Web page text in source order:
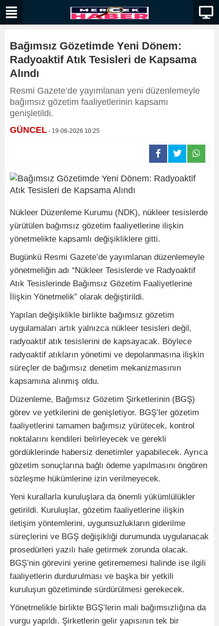
Bağımsız Gözetimde Yeni Dönem:
Radyoaktif Atık Tesisleri de Kapsama
Alındı
Resmi Gazete’de yayımlanan yeni düzenlemeyle
bağımsız gözetim faaliyetlerinin kapsamı
genişletildi.
GÜNCEL - 19-06-2026 10:25
Nükleer Düzenleme Kurumu (NDK), nükleer tesislerde
yürütülen bağımsız gözetim faaliyetlerine ilişkin
yönetmelikte kapsamlı değişikliklere gitti.
Bugünkü Resmi Gazete’de yayımlanan düzenlemeyle
yönetmeliğin adı “Nükleer Tesislerde ve Radyoaktif
Atık Tesislerinde Bağımsız Gözetim Faaliyetlerine
İlişkin Yönetmelik” olarak değiştirildi.
Yapılan değişiklikle birlikte bağımsız gözetim
uygulamaları artık yalnızca nükleer tesisleri değil,
radyoaktif atık tesislerini de kapsayacak. Böylece
radyoaktif atıkların yönetimi ve depolanmasına ilişkin
süreçler de bağımsız denetim mekanizmasının
kapsamına alınmış oldu.
Düzenleme, Bağımsız Gözetim Şirketlerinin (BGŞ)
görev ve yetkilerini de genişletiyor. BGŞ’ler gözetim
faaliyetlerini tamamen bağımsız yürütecek, kontrol
noktalarını kendileri belirleyecek ve gerekli
gördüklerinde habersiz denetimler yapabilecek. Ayrıca
gözetim sonuçlarına bağlı ödeme yapılmasını öngören
sözleşme hükümlerine izin verilmeyecek.
Yeni kurallarla kuruluşlara da önemli yükümlülükler
getirildi. Kuruluşlar, gözetim faaliyetlerine ilişkin
iletişim yöntemlerini, uygunsuzlukların giderilme
süreçlerini ve BGŞ değişikliği durumunda uygulanacak
prosedürleri yazılı hale getirmek zorunda olacak.
BGŞ’nin görevini yerine getirememesi halinde ise ilgili
faaliyetlerin durdurulması ve başka bir yetkili
kuruluşun gözetiminde sürdürülmesi gerekecek.
Yönetmelikle birlikte BGŞ’lerin mali bağımsızlığına da
vurgu yapıldı. Şirketlerin gelir yapısının tek bir